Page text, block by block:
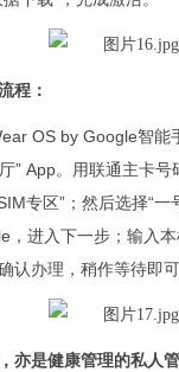
程：
OS by Google智能
” App。用联通主卡
专区”；然后选择“
，进入下一步；输入
认办理，稍作等待即可
亦是健康管理的私人